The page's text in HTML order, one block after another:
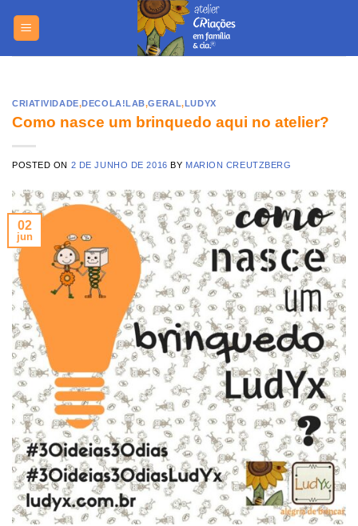
CRIATIVIDADE,DECOLA!LAB,GERAL,LUDYX
Como nasce um brinquedo aqui no atelier?
POSTED ON 2 DE JUNHO DE 2016 BY MARION CREUTZBERG
02
jun